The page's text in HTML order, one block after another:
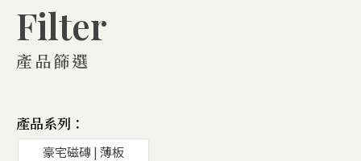
Filter
產品篩選
產品系列：
豪宅磁磚 | 薄板